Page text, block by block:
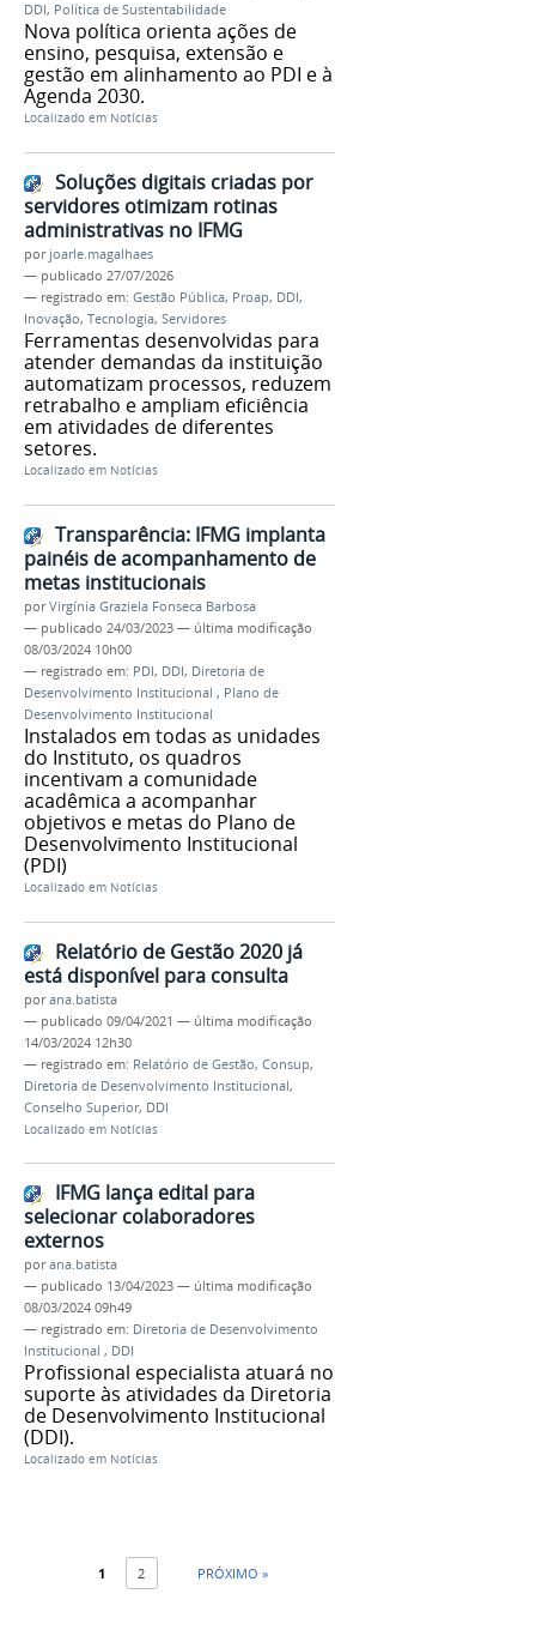
DDI, Política de Sustentabilidade
Nova política orienta ações de
ensino, pesquisa, extensão e
gestão em alinhamento ao PDI e à
Agenda 2030.
Localizado em Notícias
Soluções digitais criadas por
servidores otimizam rotinas
administrativas no IFMG
por joarle.magalhaes
— publicado 27/07/2026
— registrado em: Gestão Pública, Proap, DDI,
Inovação, Tecnologia, Servidores
Ferramentas desenvolvidas para
atender demandas da instituição
automatizam processos, reduzem
retrabalho e ampliam eficiência
em atividades de diferentes
setores.
Localizado em Notícias
Transparência: IFMG implanta
painéis de acompanhamento de
metas institucionais
porVirgínia Graziela Fonseca Barbosa
— publicado 24/03/2023 — última modificação
08/03/2024 10h00
— registrado em: PDI, DDI, Diretoria de
Desenvolvimento Institucional , Plano de
Desenvolvimento Institucional
Instalados em todas as unidades
do Instituto, os quadros
incentivam a comunidade
acadêmica a acompanhar
objetivos e metas do Plano de
Desenvolvimento Institucional
(PDI)
Localizado em Notícias
Relatório de Gestão 2020 já
está disponível para consulta
porana.batista
— publicado 09/04/2021 — última modificação
14/03/2024 12h30
— registrado em: Relatório de Gestão, Consup,
Diretoria de Desenvolvimento Institucional,
Conselho Superior, DDI
Localizado em Notícias
IFMG lança edital para
selecionar colaboradores
externos
porana.batista
— publicado 13/04/2023 — última modificação
08/03/2024 09h49
— registrado em: Diretoria de Desenvolvimento
Institucional , DDI
Profissional especialista atuará no
suporte às atividades da Diretoria
de Desenvolvimento Institucional
(DDI).
Localizado em Notícias
1 2 PRÓXIMO »